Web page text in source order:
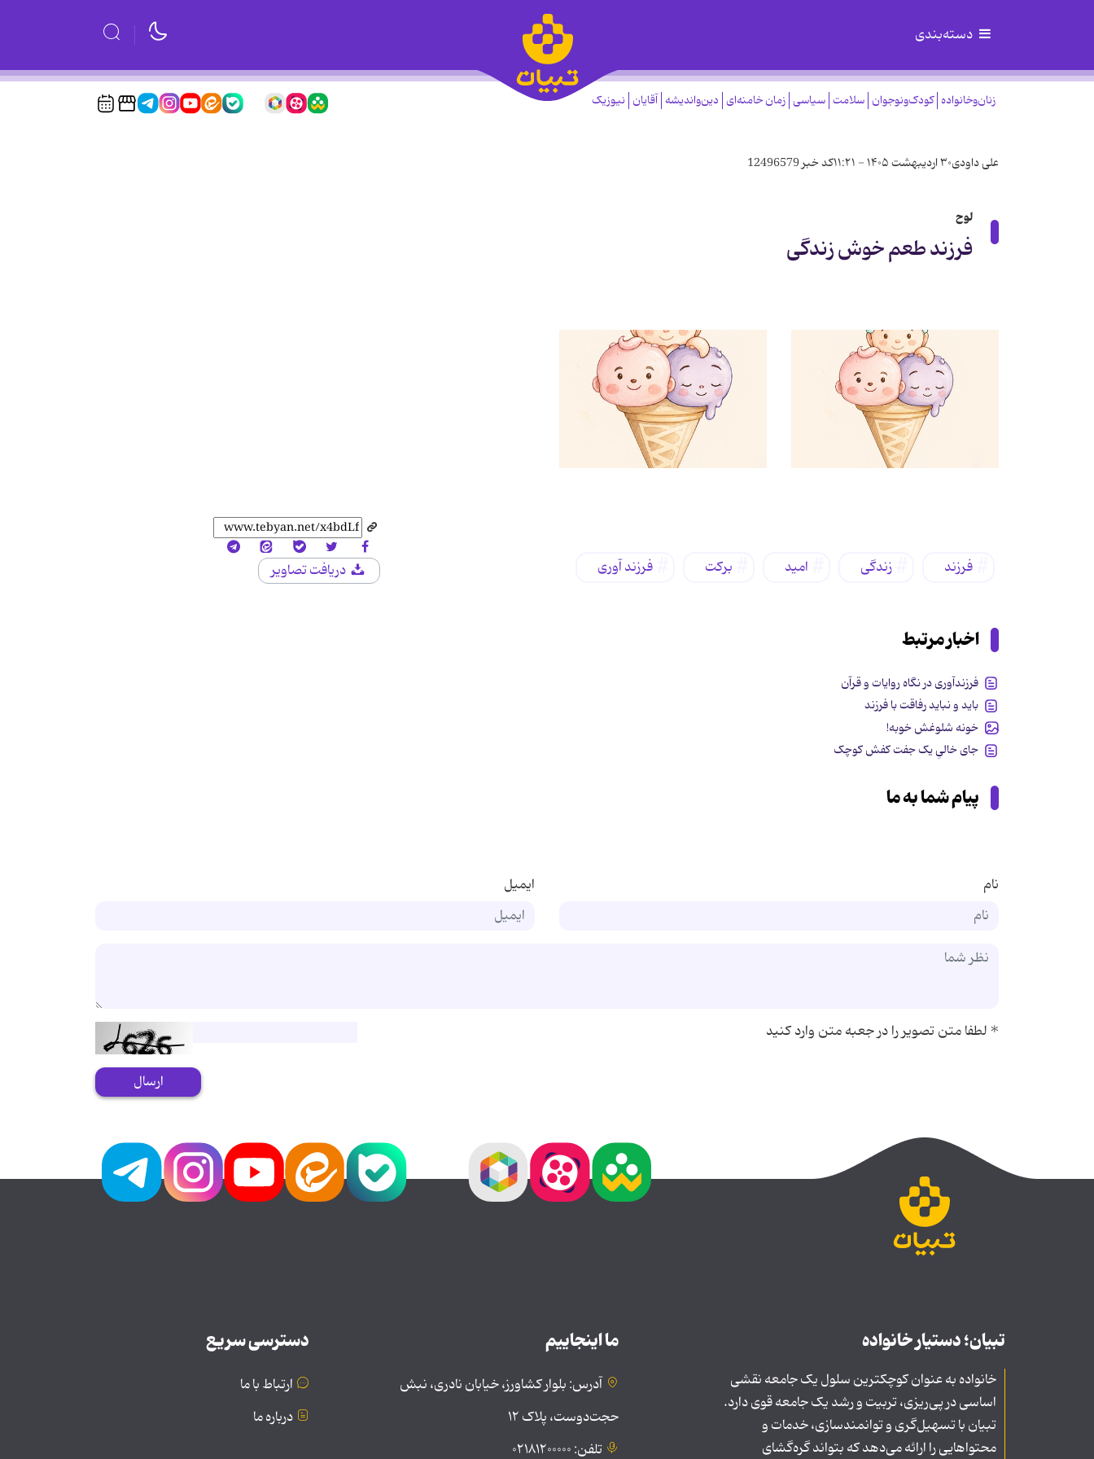
دسته‌بندی
زنان‌وخانواده کودک‌ونوجوان سلامت سیاسی زمان خامنه‌ای دین‌واندیشه آقایان نیوزیک
علی داودی۳۰ اردیبهشت ۱۴۰۵ - ۱۱:۲۱ کد خبر 12496579
لوح
فرزند طعم خوش زندگی
فرزند زندگی امید برکت فرزند آوری دریافت تصاویر
اخبار مرتبط
فرزندآوری در نگاه روایات و قرآن
باید و نباید رفاقت با فرزند
خونه شلوغش خوبه!
جای خالیِ یک جفت کفش کوچک
پیام شما به ما
نام ایمیل
*لطفا متن تصویر را در جعبه متن وارد کنید
ارسال
تبیان؛ دستیار خانواده
خانواده به عنوان کوچکترین سلول یک جامعه نقشی
اساسی در پی‌ریزی، تربیت و رشد یک جامعه قوی دارد.
تبیان با تسهیل‌گری و توانمندسازی، خدمات و
محتواهایی را ارائه می‌دهد که بتواند گره‌گشای
ما اینجاییم
آدرس: بلوار کشاورز، خیابان نادری، نبش
حجت‌دوست، پلاک ۱۲
تلفن: ۰۲۱۸۱۲۰۰۰۰۰
دسترسی سریع
ارتباط با ما
درباره ما